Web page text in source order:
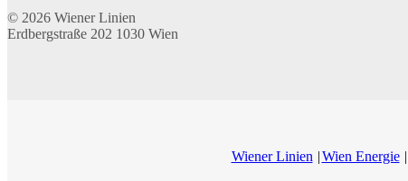
© 2026 Wiener Linien
Erdbergstraße 202 1030 Wien
Wiener Linien
Wien Energie